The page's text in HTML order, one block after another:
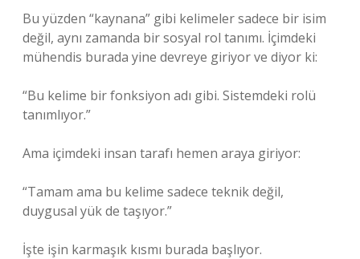
Bu yüzden “kaynana” gibi kelimeler sadece bir isim
değil, aynı zamanda bir sosyal rol tanımı. İçimdeki
mühendis burada yine devreye giriyor ve diyor ki:
“Bu kelime bir fonksiyon adı gibi. Sistemdeki rolü
tanımlıyor.”
Ama içimdeki insan tarafı hemen araya giriyor:
“Tamam ama bu kelime sadece teknik değil,
duygusal yük de taşıyor.”
İşte işin karmaşık kısmı burada başlıyor.